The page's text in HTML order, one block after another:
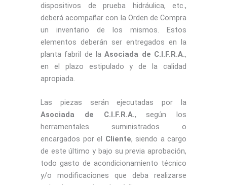
dispositivos de prueba hidráulica, etc.,
deberá acompañar con la Orden de Compra
un inventario de los mismos. Estos
elementos deberán ser entregados en la
planta fabril de laAsociada de C.I.F.R.A.,
en el plazo estipulado y de la calidad
apropiada.
Las piezas serán ejecutadas por la
Asociada de C.I.F.R.A., según los
herramentales suministrados o
encargados por el Cliente, siendo a cargo
de este último y bajo su previa aprobación,
todo gasto de acondicionamiento técnico
y/o modificaciones que deba realizarse